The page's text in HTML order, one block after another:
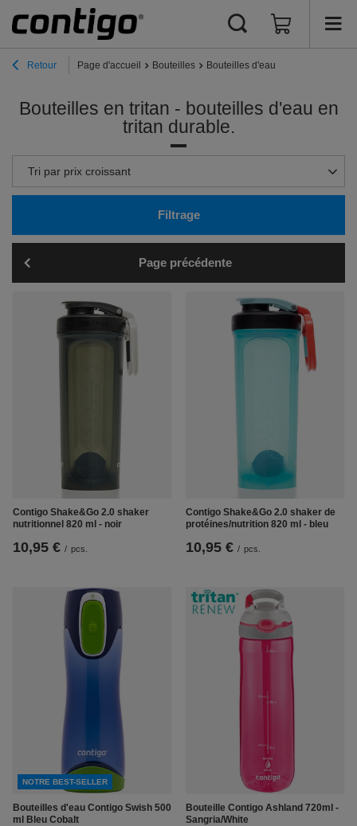
Retour Page d'accueil Bouteilles Bouteilles d'eau
Bouteilles en tritan - bouteilles d'eau en
tritan durable.
Zmień sortowanie
Tri par prix croissant
Filtrage
Page précédente
Contigo Shake&Go 2.0 shaker
nutritionnel 820 ml - noir
10,95 € / pcs.
Contigo Shake&Go 2.0 shaker de
protéines/nutrition 820 ml - bleu
10,95 € / pcs.
NOTRE BEST-SELLER
Bouteilles d'eau Contigo Swish 500
ml Bleu Cobalt
Bouteille Contigo Ashland 720ml -
Sangria/White